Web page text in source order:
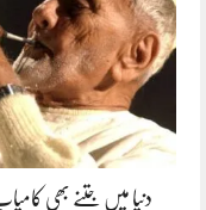
دنیا میں جتنے بھی